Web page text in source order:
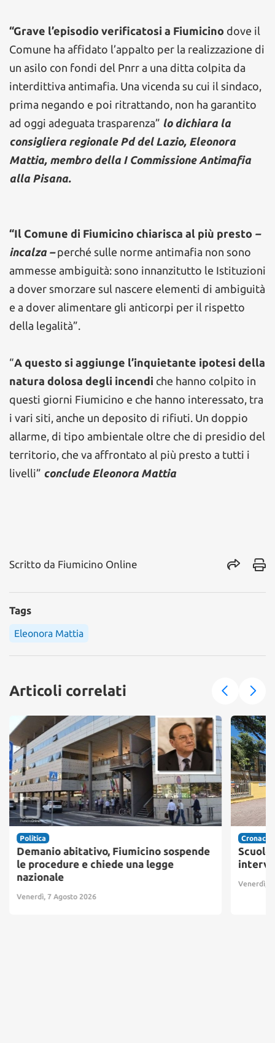
“Grave l’episodio verificatosi a Fiumicino dove il
Comune ha affidato l’appalto per la realizzazione di
un asilo con fondi del Pnrr a una ditta colpita da
interdittiva antimafia. Una vicenda su cui il sindaco,
prima negando e poi ritrattando, non ha garantito
ad oggi adeguata trasparenza” lo dichiara la
consigliera regionale Pd del Lazio, Eleonora
Mattia, membro della I Commissione Antimafia
alla Pisana.
“Il Comune di Fiumicino chiarisca al più presto –
incalza –perché sulle norme antimafia non sono
ammesse ambiguità: sono innanzitutto le Istituzioni
a dover smorzare sul nascere elementi di ambiguità
e a dover alimentare gli anticorpi per il rispetto
della legalità”.
“A questo si aggiunge l’inquietante ipotesi della
natura dolosa degli incendi che hanno colpito in
questi giorni Fiumicino e che hanno interessato, tra
i vari siti, anche un deposito di rifiuti. Un doppio
allarme, di tipo ambientale oltre che di presidio del
territorio, che va affrontato al più presto a tutti i
livelli” conclude Eleonora Mattia
Scritto da Fiumicino Online
Tags
Eleonora Mattia
Articoli correlati
Politica
Demanio abitativo, Fiumicino sospende
le procedure e chiede una legge
nazionale
Venerdì, 7 Agosto 2026
Cronaca
Scuole
Venerdì, 7